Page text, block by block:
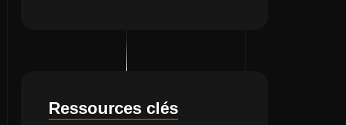
Ressources clés